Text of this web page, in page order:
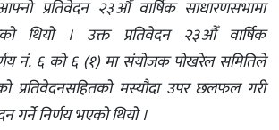
प्रतिवेदन २३औँ वार्षिक साधारणसभामा
थियो । उक्त प्रतिवेदन २३औँ वार्षिक
नं. ६ को ६ (१) मा संयोजक पोखरेल समितिले
प्रतिवेदनसहितको मस्यौदा उपर छलफल गरी
गर्ने निर्णय भएको थियो ।